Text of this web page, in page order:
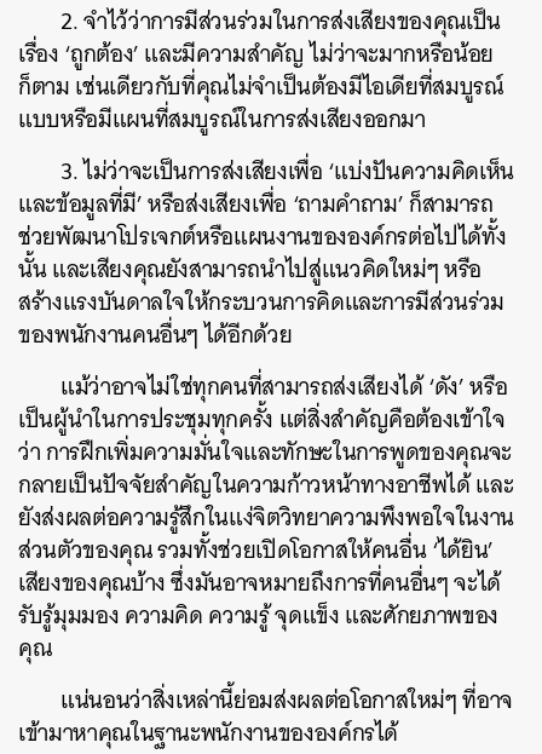
2. จำไว้ว่าการมีส่วนร่วมในการส่งเสียงของคุณเป็น
เรื่อง ‘ถูกต้อง’ และมีความสำคัญ ไม่ว่าจะมากหรือน้อย
ก็ตาม เช่นเดียวกับที่คุณไม่จำเป็นต้องมีไอเดียที่สมบูรณ์
แบบหรือมีแผนที่สมบูรณ์ในการส่งเสียงออกมา
3. ไม่ว่าจะเป็นการส่งเสียงเพื่อ ‘แบ่งปันความคิดเห็น
และข้อมูลที่มี’ หรือส่งเสียงเพื่อ ‘ถามคำถาม’ ก็สามารถ
ช่วยพัฒนาโปรเจกต์หรือแผนงานขององค์กรต่อไปได้ทั้ง
นั้น และเสียงคุณยังสามารถนำไปสู่แนวคิดใหม่ๆ หรือ
สร้างแรงบันดาลใจให้กระบวนการคิดและการมีส่วนร่วม
ของพนักงานคนอื่นๆ ได้อีกด้วย
แม้ว่าอาจไม่ใช่ทุกคนที่สามารถส่งเสียงได้ ‘ดัง’ หรือ
เป็นผู้นำในการประชุมทุกครั้ง แต่สิ่งสำคัญคือต้องเข้าใจ
ว่า การฝึกเพิ่มความมั่นใจและทักษะในการพูดของคุณจะ
กลายเป็นปัจจัยสำคัญในความก้าวหน้าทางอาชีพได้ และ
ยังส่งผลต่อความรู้สึกในแง่จิตวิทยาความพึงพอใจในงาน
ส่วนตัวของคุณ รวมทั้งช่วยเปิดโอกาสให้คนอื่น ‘ได้ยิน’
เสียงของคุณบ้าง ซึ่งมันอาจหมายถึงการที่คนอื่นๆ จะได้
รับรู้มุมมอง ความคิด ความรู้ จุดแข็ง และศักยภาพของ
คุณ
แน่นอนว่าสิ่งเหล่านี้ย่อมส่งผลต่อโอกาสใหม่ๆ ที่อาจ
เข้ามาหาคุณในฐานะพนักงานขององค์กรได้